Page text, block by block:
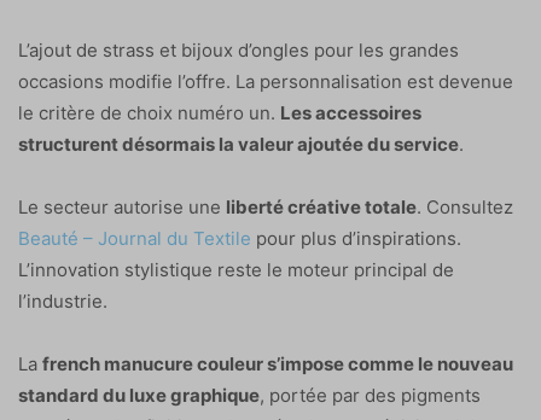
L’ajout de strass et bijoux d’ongles pour les grandes
occasions modifie l’offre. La personnalisation est devenue
le critère de choix numéro un. Les accessoires
structurent désormais la valeur ajoutée du service.
Le secteur autorise une liberté créative totale. Consultez
Beauté – Journal du Textile pour plus d’inspirations.
L’innovation stylistique reste le moteur principal de
l’industrie.
La french manucure couleur s’impose comme le nouveau
standard du luxe graphique, portée par des pigments